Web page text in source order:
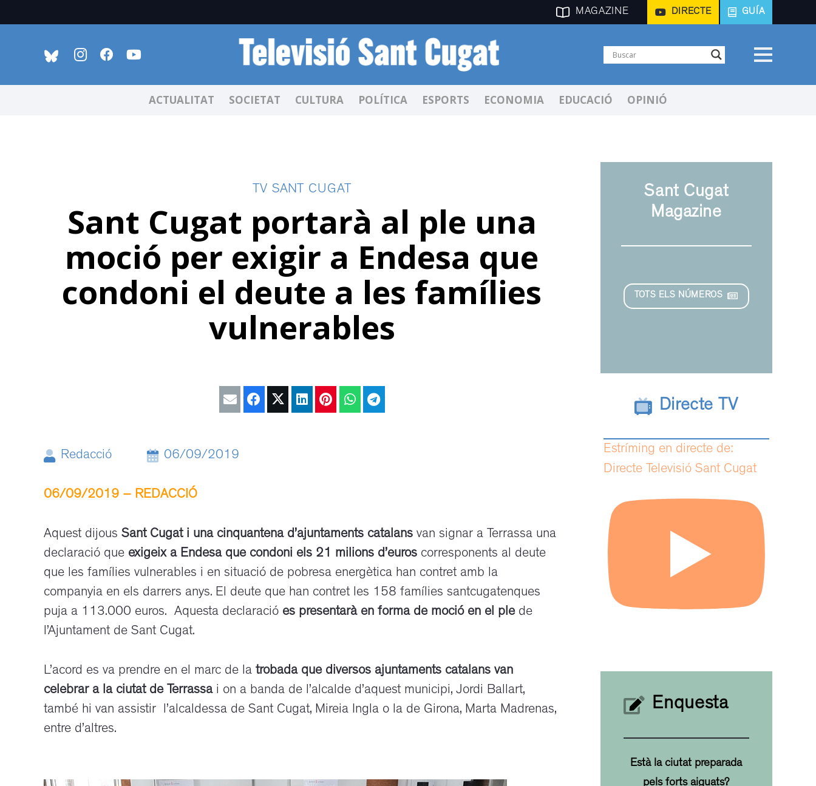
MAGAZINE DIRECTE GUÍA
ACTUALITAT SOCIETAT CULTURA POLÍTICA ESPORTS ECONOMIA EDUCACIÓ OPINIÓ
TV SANT CUGAT
Sant Cugat portarà al ple una
moció per exigir a Endesa que
condoni el deute a les famílies
vulnerables
Redacció 06/09/2019
06/09/2019 – REDACCIÓ
Aquest dijous Sant Cugat i una cinquantena d’ajuntaments catalans van signar a Terrassa una
declaració que exigeix a Endesa que condoni els 21 milions d’euros corresponents al deute
que les famílies vulnerables i en situació de pobresa energètica han contret amb la
companyia en els darrers anys. El deute que han contret les 158 famílies santcugatenques
puja a 113.000 euros. Aquesta declaració es presentarà en forma de moció en el plede
l’Ajuntament de Sant Cugat.
L’acord es va prendre en el marc de la trobada que diversos ajuntaments catalans van
celebrar a la ciutat de Terrassai on a banda de l’alcalde d’aquest municipi, Jordi Ballart,
també hi van assistir l’alcaldessa de Sant Cugat, Mireia Ingla o la de Girona, Marta Madrenas,
entre d’altres.
Sant Cugat
Magazine
TOTS ELS NÚMEROS
Directe TV
Estríming en directe de:
Directe Televisió Sant Cugat
Enquesta
Està la ciutat preparada
pels forts aiguats?